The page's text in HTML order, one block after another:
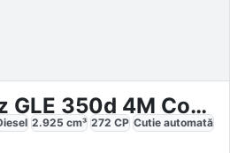
Mercedes-Benz GLE 350d 4M Coupé AMG Line
2.925 cm³ 272 CP Cutie automată